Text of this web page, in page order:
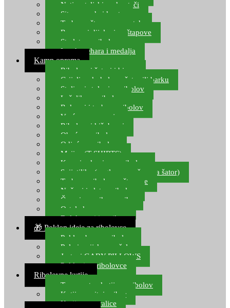
Natjecateljski podmetači
Sito, posude i kante
Torbe za štapove – match
Rezervni dijelovi za štapove
Starlete za ribolov
Izrada pehara i medalja
Kamp oprema
Ribolovni šatori i bivvy
Grijalice, kuhala za šator ili barku
Stolice i stolovi za ribolov
Ležaljke za ribolov
Ruksaci i torbe za ribolov
Vreće za spavanje
Ribolovni kišobrani
Obuća za ribolov
Odjeća za ribolov
Majice (T-SHIRTS)
Kape i rukavice za ribolov
Svijetiljke (naglavne, ručne, za šator)
Torbe za ribolovne štapove
Noževi i alat za ribolov
Čamci za prihranu ribe
Ostala kamp oprema
Dalekozori i optika
🎁 Poklon ideje za ribolovce
Poklon bon za ribolov
Polarizacijske naočale
Jastuci GABY PILLOWS
Pokloni za ribolovce
Ribolovne kutije
Transportne kutije za ribolov
Kutije za sitni pribor
Kutije za varalice